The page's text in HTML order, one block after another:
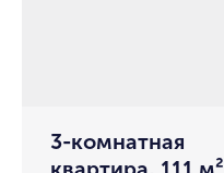
3-комнатная